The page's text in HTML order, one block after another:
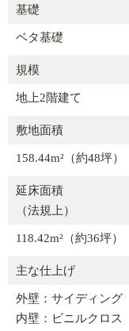
基礎
ベタ基礎
規模
地上2階建て
敷地面積
158.44m²（約48坪）
延床面積
（法規上）
118.42m²（約36坪）
主な仕上げ
外壁：サイディング
内壁：ビニルクロス